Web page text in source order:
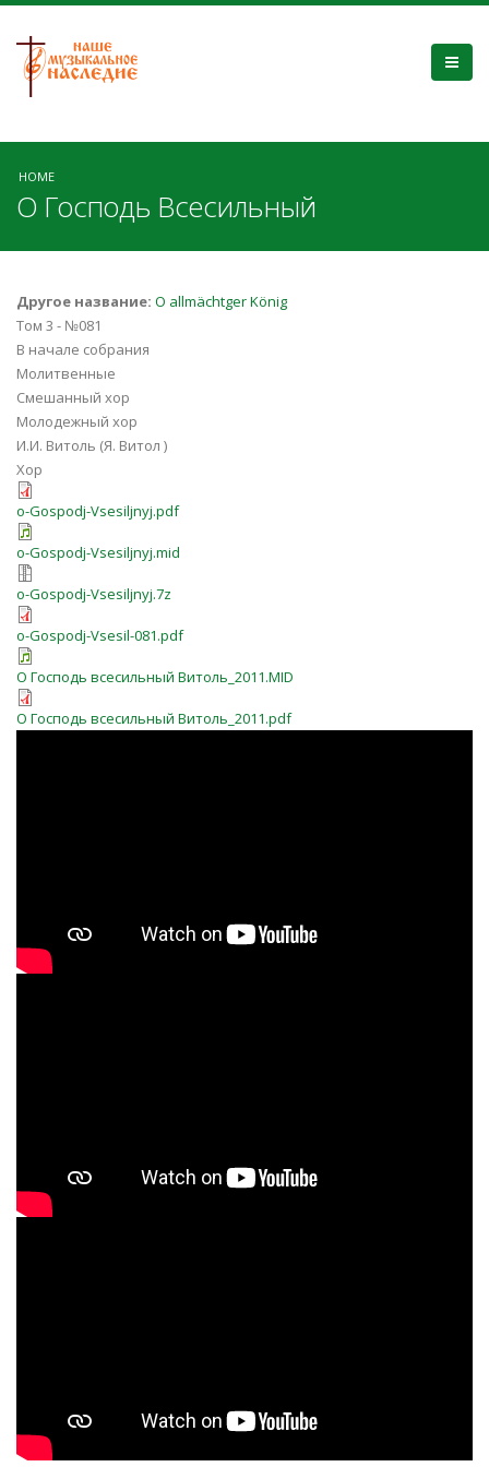
HOME
О Господь Всесильный
Другое название: O allmächtger König
Том 3 - №081
В начале собрания
Молитвенные
Смешанный хор
Молодежный хор
И.И. Витоль (Я. Витол )
Хор
o-Gospodj-Vsesiljnyj.pdf
o-Gospodj-Vsesiljnyj.mid
o-Gospodj-Vsesiljnyj.7z
o-Gospodj-Vsesil-081.pdf
О Господь всесильный Витоль_2011.MID
О Господь всесильный Витоль_2011.pdf